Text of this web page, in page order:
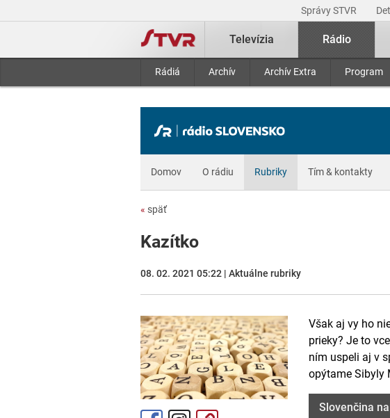
Správy STVR
Televízia Rádio
Rádiá Archív Archív Extra Program
Domov O rádiu Rubriky Tím & kontakty
« späť
Kazítko
08. 02. 2021 05:22 | Aktuálne rubriky
Však aj vy ho
prieky? Je to
ním uspeli aj v
opýtame Sibyly
Slovenčina